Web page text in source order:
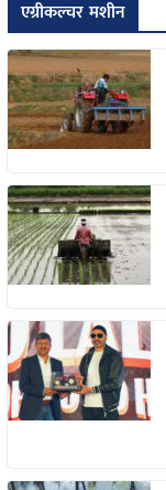
एग्रीकल्चर मशीन